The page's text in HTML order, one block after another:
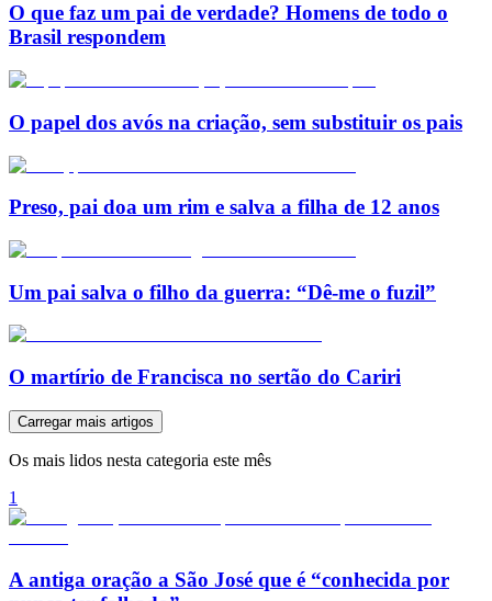
O que faz um pai de verdade? Homens de todo o
Brasil respondem
O papel dos avós na criação, sem substituir os pais
Preso, pai doa um rim e salva a filha de 12 anos
Um pai salva o filho da guerra: “Dê-me o fuzil”
O martírio de Francisca no sertão do Cariri
Carregar mais artigos
Os mais lidos nesta categoria este mês
1
A antiga oração a São José que é “conhecida por